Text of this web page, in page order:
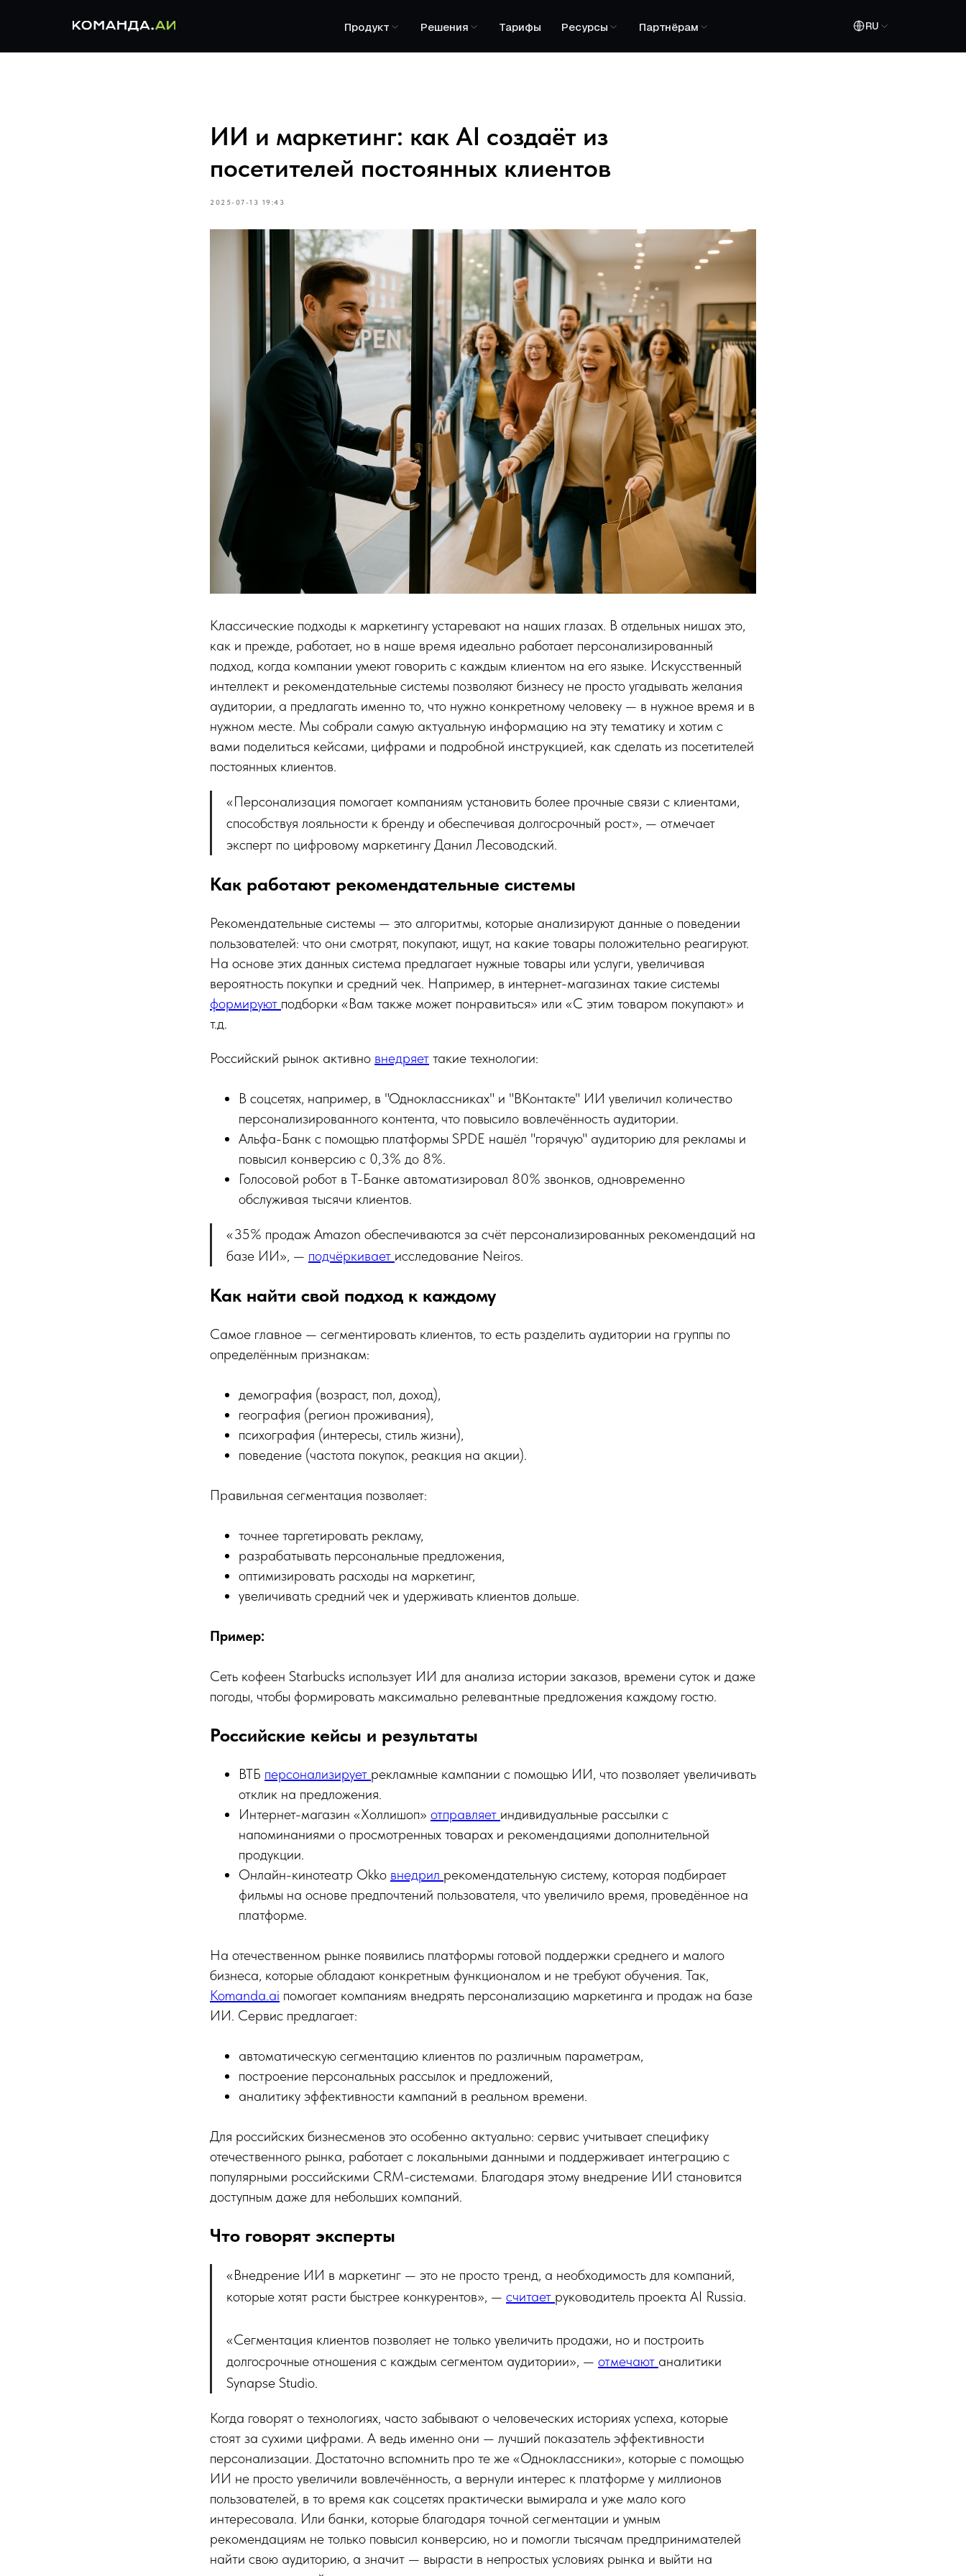
Продукт Решения Тарифы Ресурсы Партнёрам RU
ИИ и маркетинг: как AI создаёт из
посетителей постоянных клиентов
2025-07-13 19:43
Классические подходы к маркетингу устаревают на наших глазах. В отдельных нишах это,
как и прежде, работает, но в наше время идеально работает персонализированный
подход, когда компании умеют говорить с каждым клиентом на его языке. Искусственный
интеллект и рекомендательные системы позволяют бизнесу не просто угадывать желания
аудитории, а предлагать именно то, что нужно конкретному человеку — в нужное время и в
нужном месте. Мы собрали самую актуальную информацию на эту тематику и хотим с
вами поделиться кейсами, цифрами и подробной инструкцией, как сделать из посетителей
постоянных клиентов.
«Персонализация помогает компаниям установить более прочные связи с клиентами,
способствуя лояльности к бренду и обеспечивая долгосрочный рост», — отмечает
эксперт по цифровому маркетингу Данил Лесоводский.
Как работают рекомендательные системы
Рекомендательные системы — это алгоритмы, которые анализируют данные о поведении
пользователей: что они смотрят, покупают, ищут, на какие товары положительно реагируют.
На основе этих данных система предлагает нужные товары или услуги, увеличивая
вероятность покупки и средний чек. Например, в интернет-магазинах такие системы
формируют подборки «Вам также может понравиться» или «С этим товаром покупают» и
т.д.
Российский рынок активно внедряет такие технологии:
В соцсетях, например, в "Одноклассниках" и "ВКонтакте" ИИ увеличил количество
персонализированного контента, что повысило вовлечённость аудитории.
Альфа-Банк с помощью платформы SPDE нашёл "горячую" аудиторию для рекламы и
повысил конверсию с 0,3% до 8%.
Голосовой робот в Т-Банке автоматизировал 80% звонков, одновременно
обслуживая тысячи клиентов.
«35% продаж Amazon обеспечиваются за счёт персонализированных рекомендаций на
базе ИИ», — подчёркивает исследование Neiros.
Как найти свой подход к каждому
Самое главное — сегментировать клиентов, то есть разделить аудитории на группы по
определённым признакам:
демография (возраст, пол, доход),
география (регион проживания),
психография (интересы, стиль жизни),
поведение (частота покупок, реакция на акции).
Правильная сегментация позволяет:
точнее таргетировать рекламу,
разрабатывать персональные предложения,
оптимизировать расходы на маркетинг,
увеличивать средний чек и удерживать клиентов дольше.
Пример:
Сеть кофеен Starbucks использует ИИ для анализа истории заказов, времени суток и даже
погоды, чтобы формировать максимально релевантные предложения каждому гостю.
Российские кейсы и результаты
ВТБ персонализирует рекламные кампании с помощью ИИ, что позволяет увеличивать
отклик на предложения.
Интернет-магазин «Холлишоп» отправляет индивидуальные рассылки с
напоминаниями о просмотренных товарах и рекомендациями дополнительной
продукции.
Онлайн-кинотеатр Okko внедрил рекомендательную систему, которая подбирает
фильмы на основе предпочтений пользователя, что увеличило время, проведённое на
платформе.
На отечественном рынке появились платформы готовой поддержки среднего и малого
бизнеса, которые обладают конкретным функционалом и не требуют обучения. Так,
Komanda.ai помогает компаниям внедрять персонализацию маркетинга и продаж на базе
ИИ. Сервис предлагает:
автоматическую сегментацию клиентов по различным параметрам,
построение персональных рассылок и предложений,
аналитику эффективности кампаний в реальном времени.
Для российских бизнесменов это особенно актуально: сервис учитывает специфику
отечественного рынка, работает с локальными данными и поддерживает интеграцию с
популярными российскими CRM-системами. Благодаря этому внедрение ИИ становится
доступным даже для небольших компаний.
Что говорят эксперты
«Внедрение ИИ в маркетинг — это не просто тренд, а необходимость для компаний,
которые хотят расти быстрее конкурентов», — считает руководитель проекта AI Russia.
«Сегментация клиентов позволяет не только увеличить продажи, но и построить
долгосрочные отношения с каждым сегментом аудитории», — отмечают аналитики
Synapse Studio.
Когда говорят о технологиях, часто забывают о человеческих историях успеха, которые
стоят за сухими цифрами. А ведь именно они — лучший показатель эффективности
персонализации. Достаточно вспомнить про те же «Одноклассники», которые с помощью
ИИ не просто увеличили вовлечённость, а вернули интерес к платформе у миллионов
пользователей, в то время как соцсетях практически вымирала и уже мало кого
интересовала. Или банки, которые благодаря точной сегментации и умным
рекомендациям не только повысил конверсию, но и помогли тысячам предпринимателей
найти свою аудиторию, а значит — вырасти в непростых условиях рынка и выйти на